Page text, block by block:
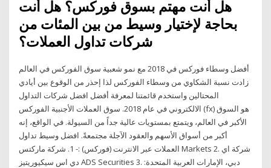
هل أنت مهتم بسوق فوركس؟ هل أنت
بحاجة لإختيار وسيط من بين المئات من
شركات تداول العملات؟
أفضل وسطاء فوركس في 2018 مع نمو شعبية سوق الفوركس في العالم
زادت نسبة الشكاوي من وسطاء الفوركس لذا إحذر من الوقوع بين أيادي
المحتالين واستخدم قائمتنا لمعرفة أفضل افضل شركات التداول
الالكتروني في عام 2018. سوق العملات الأجنبية الفوركس (fx) هو السوق
الأكبر في العالم، ويتمتع بمستويات عالية جداً من السيولة. في الواقع، إنه
أكبر من أسواق الأسهم والعقود الآجلة مجتمعةً. افضل وسيط تداول
العملات عبر الانترنت (فوركس) :- 1. شركة ماركتس Markets 2. شركة اي
دي اس سيكيوريتيز ADS Securities 3. دبي، الإمارات العربية المتحدة: